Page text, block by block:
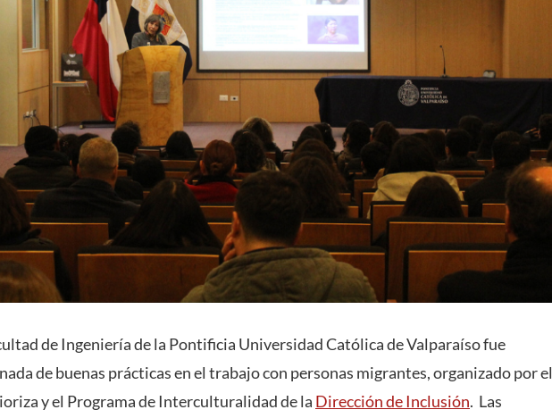
de Ingeniería de la Pontificia Universidad Católica de Valparaíso fue
de buenas prácticas en el trabajo con personas migrantes, organizado por el
y el Programa de Interculturalidad de la Dirección de Inclusión. Las